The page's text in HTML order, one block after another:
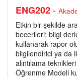
ENG202-
Etkin bir şekilde
becerileri; bilgi
kullanarak rapor
bilgilendirici ya da
alıntılama
Öğrenme Modeli